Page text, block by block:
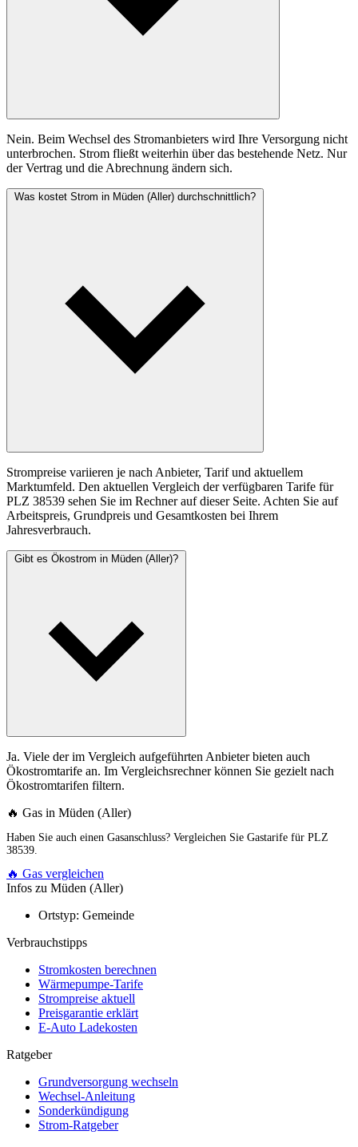
Nein. Beim Wechsel des Stromanbieters wird Ihre Versorgung nicht
unterbrochen. Strom fließt weiterhin über das bestehende Netz. Nur
der Vertrag und die Abrechnung ändern sich.
Was kostet Strom in Müden (Aller) durchschnittlich?
Strompreise variieren je nach Anbieter, Tarif und aktuellem
Marktumfeld. Den aktuellen Vergleich der verfügbaren Tarife für
PLZ 38539 sehen Sie im Rechner auf dieser Seite. Achten Sie auf
Arbeitspreis, Grundpreis und Gesamtkosten bei Ihrem
Jahresverbrauch.
Gibt es Ökostrom in Müden (Aller)?
Ja. Viele der im Vergleich aufgeführten Anbieter bieten auch
Ökostromtarife an. Im Vergleichsrechner können Sie gezielt nach
Ökostromtarifen filtern.
🔥 Gas in Müden (Aller)
Haben Sie auch einen Gasanschluss? Vergleichen Sie Gastarife für PLZ
38539.
🔥 Gas vergleichen
Infos zu Müden (Aller)
Ortstyp: Gemeinde
Verbrauchstipps
Stromkosten berechnen
Wärmepumpe-Tarife
Strompreise aktuell
Preisgarantie erklärt
E-Auto Ladekosten
Ratgeber
Grundversorgung wechseln
Wechsel-Anleitung
Sonderkündigung
Strom-Ratgeber